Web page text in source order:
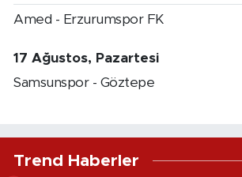
Amed - Erzurumspor FK
17 Ağustos, Pazartesi
Samsunspor - Göztepe
Trend Haberler